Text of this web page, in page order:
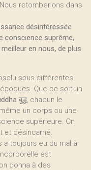
retomberions dans
désintéressée
conscience suprême,
en nous, de plus
sous différentes
Que ce soit un
बुद्ध, chacun le
un corps ou une
supérieure. On
et désincarné.
a toujours eu du mal à
est
donna à des